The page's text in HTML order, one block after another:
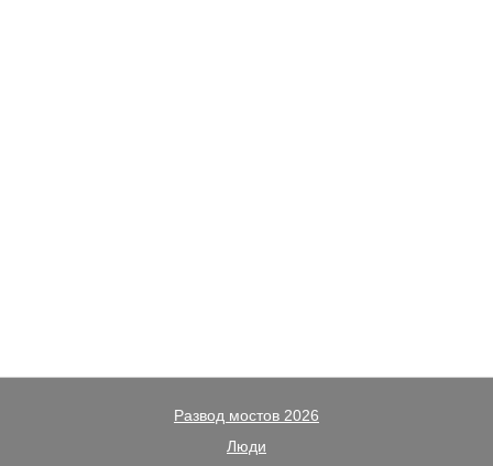
Развод мостов 2026
Люди